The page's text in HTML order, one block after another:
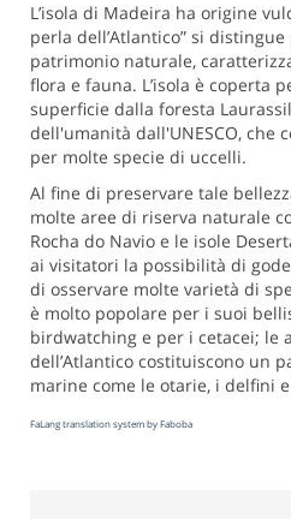
L’isola di Madeira ha origine
perla dell’Atlantico” si
patrimonio naturale,
flora e fauna. L’isola è coperta
superficie dalla foresta
dell'umanità dall'UNESCO, che
per molte specie di uccelli.
Al fine di preservare tale
molte aree di riserva naturale
Rocha do Navio e le isole
ai visitatori la possibilità di
di osservare molte varietà di
è molto popolare per i suoi
birdwatching e per i cetacei; le
dell’Atlantico costituiscono un
marine come le otarie, i delfini
FaLang translation system by Faboba